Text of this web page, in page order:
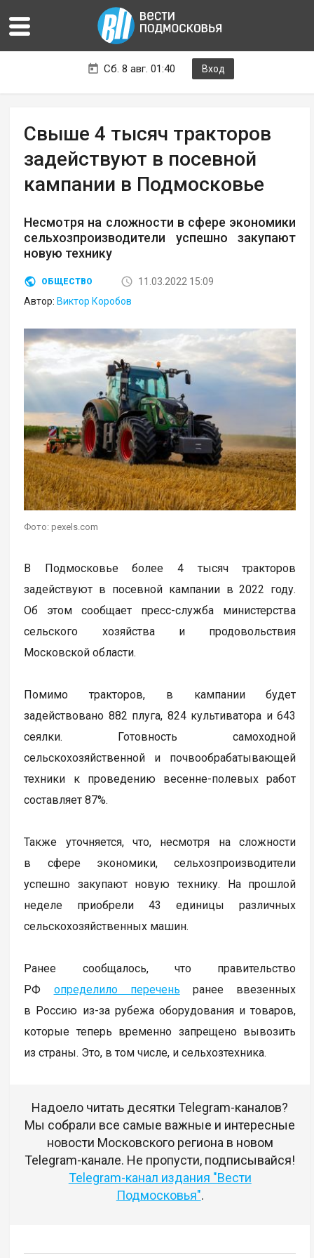
Сб. 8 авг. 01:40 Вход
Свыше 4 тысяч тракторов
задействуют в посевной
кампании в Подмосковье
Несмотря на сложности в сфере экономики
сельхозпроизводители успешно закупают
новую технику
ОБЩЕСТВО
11.03.2022 15:09
Автор: Виктор Коробов
Фото: pexels.com
В Подмосковье более 4 тысяч тракторов
задействуют в посевной кампании в 2022 году.
Об этом сообщает пресс-служба министерства
сельского хозяйства и продовольствия
Московской области.
Помимо тракторов, в кампании будет
задействовано 882 плуга, 824 культиватора и 643
сеялки. Готовность самоходной
сельскохозяйственной и почвообрабатывающей
техники к проведению весенне-полевых работ
составляет 87%.
Также уточняется, что, несмотря на сложности
в сфере экономики, сельхозпроизводители
успешно закупают новую технику. На прошлой
неделе приобрели 43 единицы различных
сельскохозяйственных машин.
Ранее сообщалось, что правительство
РФ определило перечень ранее ввезенных
в Россию из-за рубежа оборудования и товаров,
которые теперь временно запрещено вывозить
из страны. Это, в том числе, и сельхозтехника.
Надоело читать десятки Telegram-каналов?
Мы собрали все самые важные и интересные
новости Московского региона в новом
Telegram-канале. Не пропусти, подписывайся!
Telegram-канал издания "Вести
Подмосковья".